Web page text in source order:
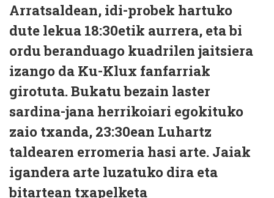
Arratsaldean, idi-probek hartuko
dute lekua 18:30etik aurrera, eta bi
ordu beranduago kuadrilen jaitsiera
izango da Ku-Klux fanfarriak
girotuta. Bukatu bezain laster
sardina-jana herrikoiari egokituko
zaio txanda, 23:30ean Luhartz
taldearen erromeria hasi arte. Jaiak
igandera arte luzatuko dira eta
bitartean txapelketa